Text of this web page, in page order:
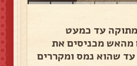
שמנת מתוקה עד כמעט
מהאש מכניסים את
שהוא נמס ומקררים